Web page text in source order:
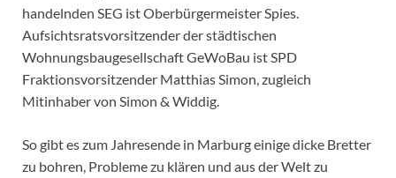
handelnden SEG ist Oberbürgermeister Spies.
Aufsichtsratsvorsitzender der städtischen
Wohnungsbaugesellschaft GeWoBau ist SPD
Fraktionsvorsitzender Matthias Simon, zugleich
Mitinhaber von Simon & Widdig.
So gibt es zum Jahresende in Marburg einige dicke Bretter
zu bohren, Probleme zu klären und aus der Welt zu